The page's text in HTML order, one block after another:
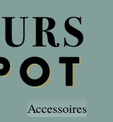
Accessoires